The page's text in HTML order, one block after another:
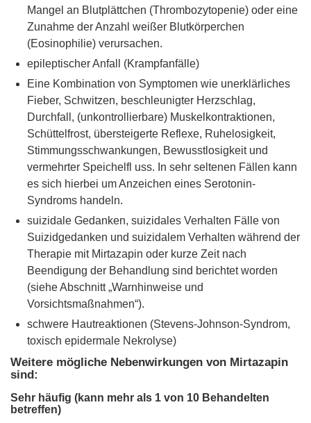
Mangel an Blutplättchen (Thrombozytopenie) oder eine
Zunahme der Anzahl weißer Blutkörperchen
(Eosinophilie) verursachen.
epileptischer Anfall (Krampfanfälle)
Eine Kombination von Symptomen wie unerklärliches
Fieber, Schwitzen, beschleunigter Herzschlag,
Durchfall, (unkontrollierbare) Muskelkontraktionen,
Schüttelfrost, übersteigerte Reflexe, Ruhelosigkeit,
Stimmungsschwankungen, Bewusstlosigkeit und
vermehrter Speichelfl uss. In sehr seltenen Fällen kann
es sich hierbei um Anzeichen eines Serotonin-
Syndroms handeln.
suizidale Gedanken, suizidales Verhalten Fälle von
Suizidgedanken und suizidalem Verhalten während der
Therapie mit Mirtazapin oder kurze Zeit nach
Beendigung der Behandlung sind berichtet worden
(siehe Abschnitt „Warnhinweise und
Vorsichtsmaßnahmen“).
schwere Hautreaktionen (Stevens-Johnson-Syndrom,
toxisch epidermale Nekrolyse)
Weitere mögliche Nebenwirkungen von Mirtazapin
sind:
Sehr häufig (kann mehr als 1 von 10 Behandelten
betreffen)